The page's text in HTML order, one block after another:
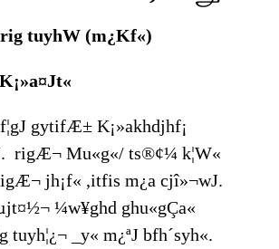
rig tuyhW (m¿Kf«)
gytifÆ± K¡»akhdjhf¡
rigÆ¬ Mu«g«/ ts®¢¼ k¦W«
jh¡f« ,itfis m¿a cjî»¬wJ.
¼w¥ghd ghu«gÇa«
tuyh¦¿¬ _y« m¿ªJ bfh´syh«.